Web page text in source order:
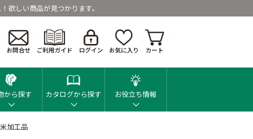
欲しい商品が見つかります。
お問合せ ご利用ガイド ログイン お気に入り カート
から探す カタログから探す お役立ち情報
加工品